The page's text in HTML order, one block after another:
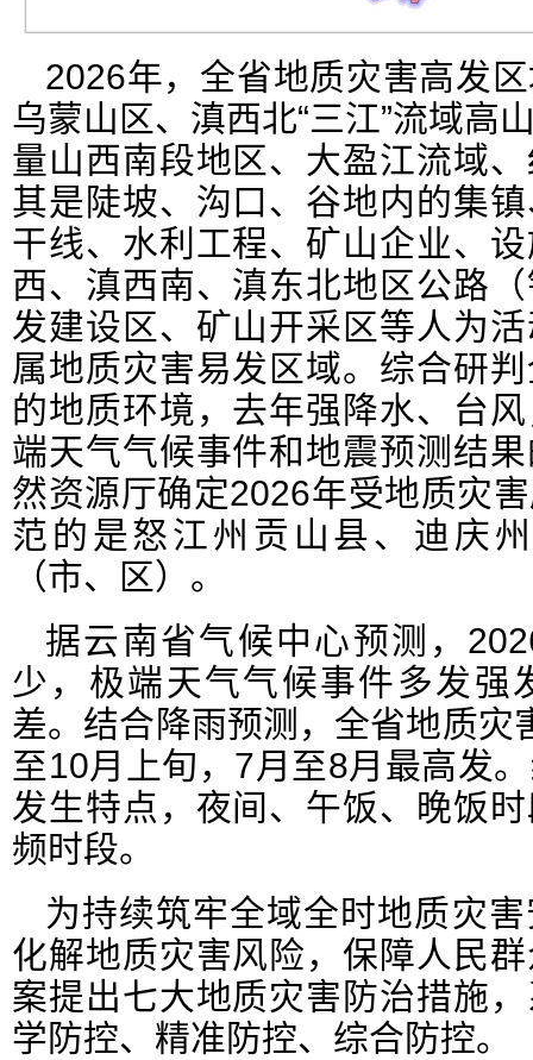
2026年，全省地质灾害高发
乌蒙山区、滇西北“三江”流域高
量山西南段地区、大盈江流域
其是陡坡、沟口、谷地内的集
干线、水利工程、矿山企业、
西、滇西南、滇东北地区公路
发建设区、矿山开采区等人为
属地质灾害易发区域。综合研
的地质环境，去年强降水、台
端天气气候事件和地震预测结
然资源厅确定2026年受地质灾
范的是怒江州贡山县、迪庆
（市、区）。
据云南省气候中心预测，
少，极端天气气候事件多发强
差。结合降雨预测，全省地质灾
至10月上旬，7月至8月最高发
发生特点，夜间、午饭、晚饭
频时段。
为持续筑牢全域全时地质灾
化解地质灾害风险，保障人民
案提出七大地质灾害防治措施
学防控、精准防控、综合防控。